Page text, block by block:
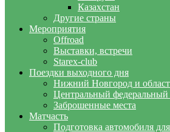
Казахстан
Другие страны
Мероприятия
Offroad
Выставки, встречи
Starex-club
Поездки выходного дня
Нижний Новгород и
Центральный федеральный
Заброшенные места
Матчасть
Подготовка автомобиля